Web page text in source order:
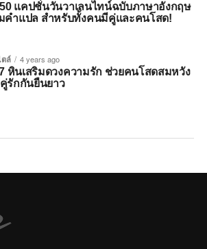
แคปชั่นวันวาเลนไทน์ฉบับภาษาอังกฤษ
คำแปล สำหรับทั้งคนมีคู่และคนโสด!
ล์ 4 years ago
หินเสริมดวงความรัก ช่วยคนโสดสมหวัง
รักกันยืนยาว